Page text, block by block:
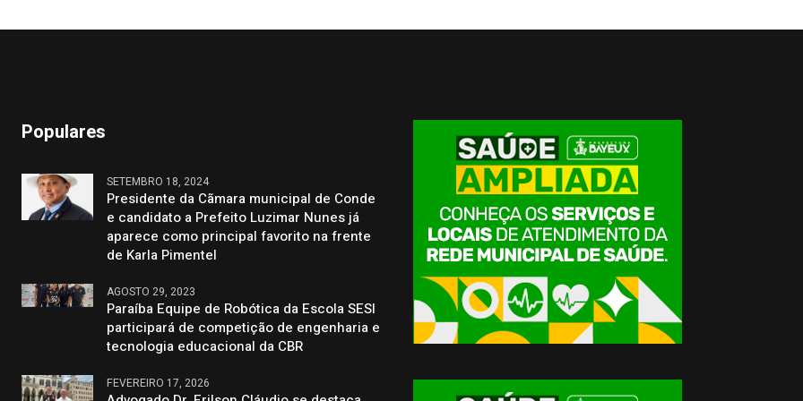
Populares
SETEMBRO 18, 2024
Presidente da Cãmara municipal de Conde
e candidato a Prefeito Luzimar Nunes já
aparece como principal favorito na frente
de Karla Pimentel
AGOSTO 29, 2023
Paraíba Equipe de Robótica da Escola SESI
participará de competição de engenharia e
tecnologia educacional da CBR
FEVEREIRO 17, 2026